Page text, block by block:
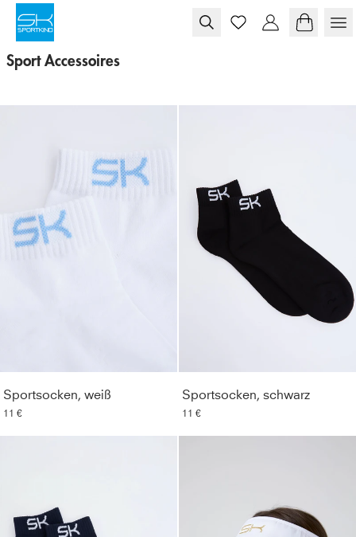
Sport Accessoires
Sportsocken, weiß
11 €
Sportsocken, schwarz
11 €